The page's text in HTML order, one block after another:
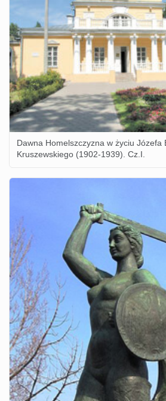
Dawna Homelszczyzna w życiu Józefa
Kruszewskiego (1902-1939). Cz.I.